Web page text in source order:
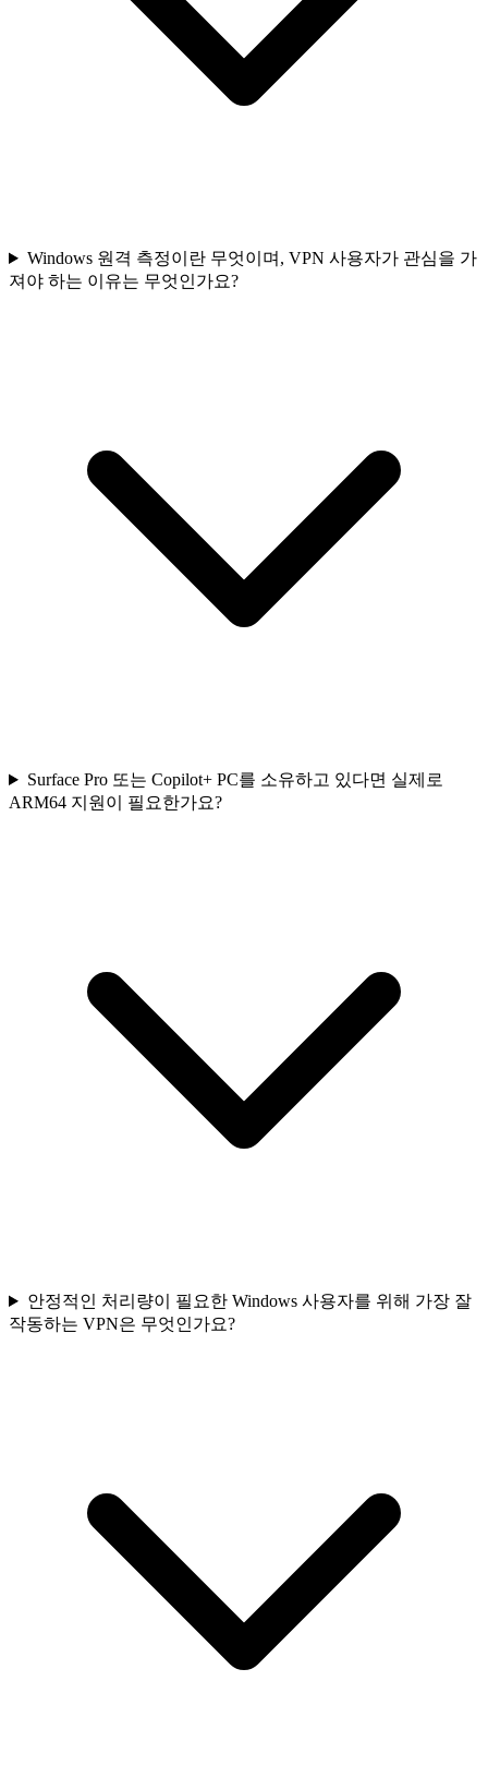
Windows 원격 측정이란 무엇이며, VPN 사용자가 관심을 가
져야 하는 이유는 무엇인가요?
Surface Pro 또는 Copilot+ PC를 소유하고 있다면 실제로
ARM64 지원이 필요한가요?
안정적인 처리량이 필요한 Windows 사용자를 위해 가장 잘
작동하는 VPN은 무엇인가요?